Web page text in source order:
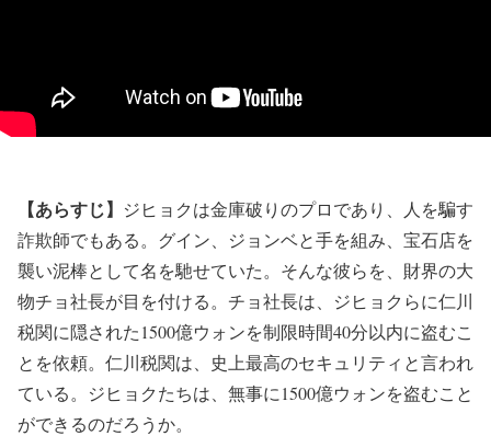
【あらすじ】 ジヒョクは金庫破りのプロであり、人を騙す
詐欺師でもある。グイン、ジョンベと手を組み、宝石店を
襲い泥棒として名を馳せていた。そんな彼らを、財界の大
物チョ社長が目を付ける。チョ社長は、ジヒョクらに仁川
税関に隠された1500億ウォンを制限時間40分以内に盗むこ
とを依頼。仁川税関は、史上最高のセキュリティと言われ
ている。ジヒョクたちは、無事に1500億ウォンを盗むこと
ができるのだろうか。